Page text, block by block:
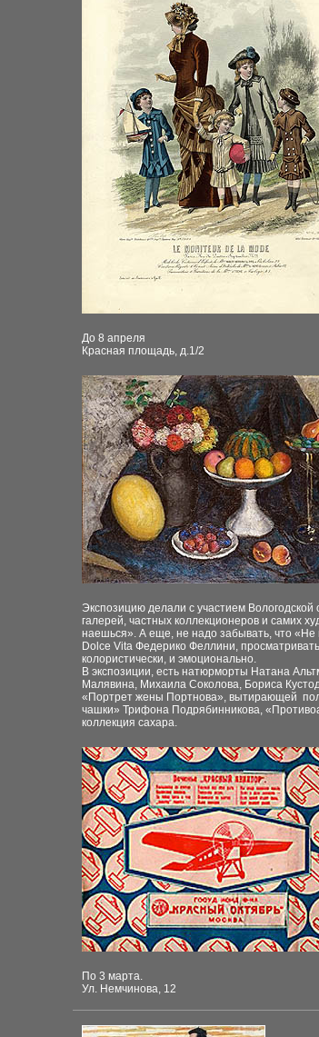
До 8 апреля
Красная площадь, д.1/2
Экспозицию делали с участием Вологодской
галерей, частных коллекционеров и самих
наешься». А еще, не надо забывать, что «Не
Dolce Vita Федерико Феллини,
колористически, и эмоционально.
В экспозиции, есть натюрморты Натана
Малявина, Михаила Соколова, Бориса
«Портрет жены Портнова», вытирающей
чашки» Трифона Подрябинникова,
коллекция сахара.
По 3 марта.
Ул. Немчинова, 12